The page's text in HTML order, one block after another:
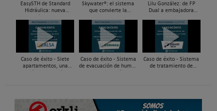
EasySTH de Standard
Hidráulica: nueva
de expansión para
tuberías PEX
Skywater®: el sistema
que convierte la
infraestructura activa de
gestión del agua...
Lilu González: de FP
Dual a embajadora
| Mecatrónica Industrial
Caso de éxito - Siete
apartamentos, una
Caso de éxito - Sistema
de evacuación de humos
Caso de éxito - Sistema
de tratamiento de